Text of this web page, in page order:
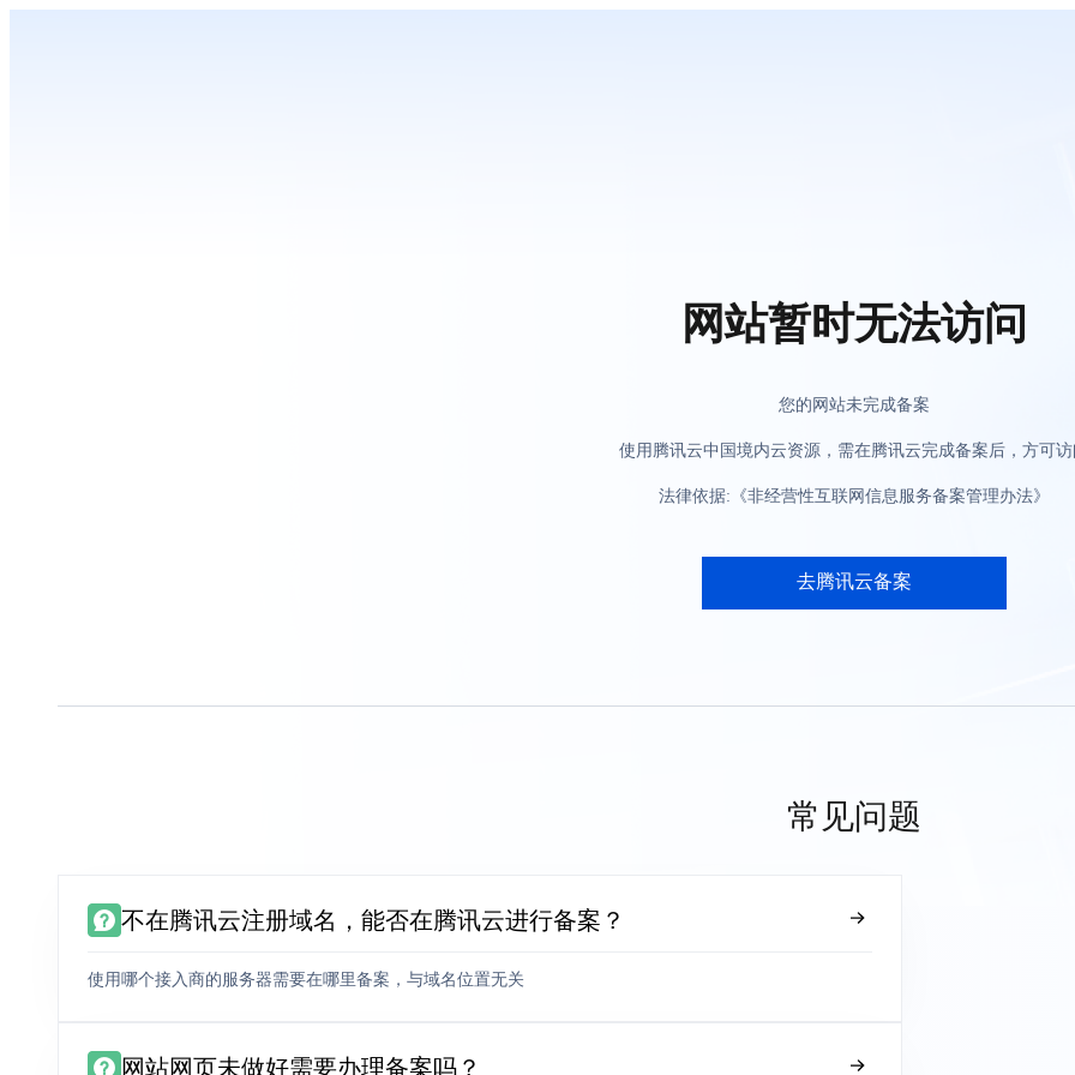
网站暂时无法访问
您的网站未完成备案
使用腾讯云中国境内云资源，需在腾讯云完成备案后，方可
法律依据:《非经营性互联网信息服务备案管理办法》
去腾讯云备案
常见问题
不在腾讯云注册域名，能否在腾讯云进行备案？
使用哪个接入商的服务器需要在哪里备案，与域名位置无关
网站网页未做好需要办理备案吗？